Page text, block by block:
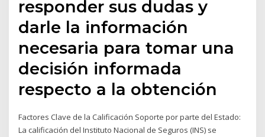
responder sus dudas y
darle la información
necesaria para tomar una
decisión informada
respecto a la obtención
Factores Clave de la Calificación Soporte por parte del Estado:
La calificación del Instituto Nacional de Seguros (INS) se